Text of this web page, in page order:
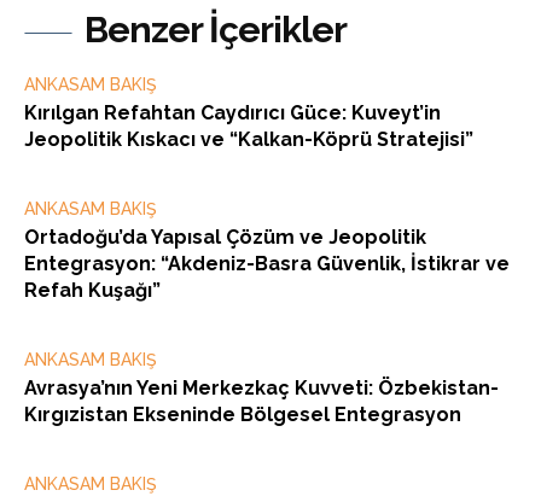
Benzer İçerikler
ANKASAM BAKIŞ
Kırılgan Refahtan Caydırıcı Güce: Kuveyt’in
Jeopolitik Kıskacı ve “Kalkan-Köprü Stratejisi”
ANKASAM BAKIŞ
Ortadoğu’da Yapısal Çözüm ve Jeopolitik
Entegrasyon: “Akdeniz-Basra Güvenlik, İstikrar ve
Refah Kuşağı”
ANKASAM BAKIŞ
Avrasya’nın Yeni Merkezkaç Kuvveti: Özbekistan-
Kırgızistan Ekseninde Bölgesel Entegrasyon
ANKASAM BAKIŞ